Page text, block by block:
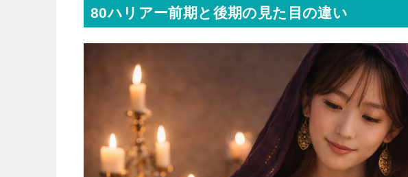
80ハリアー前期と後期の見た目の違い